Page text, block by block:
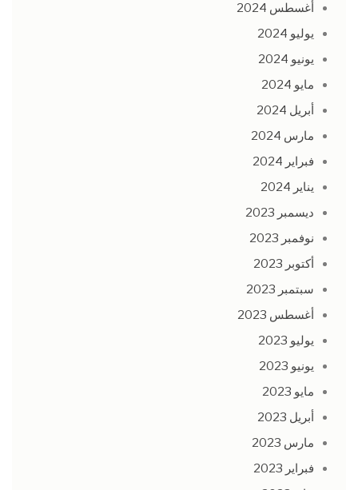
أغسطس 2024
يوليو 2024
يونيو 2024
مايو 2024
أبريل 2024
مارس 2024
فبراير 2024
يناير 2024
ديسمبر 2023
نوفمبر 2023
أكتوبر 2023
سبتمبر 2023
أغسطس 2023
يوليو 2023
يونيو 2023
مايو 2023
أبريل 2023
مارس 2023
فبراير 2023